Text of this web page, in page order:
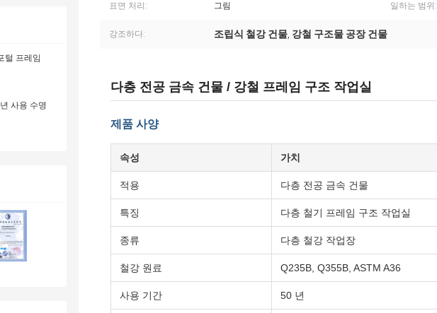
털 프레임
사용 수명
표면 처리: 그림 일하는 범위:
강조하다: 조립식 철강 건물, 강철 구조물 공장 건물
다층 전공 금속 건물 / 강철 프레임 구조 작업실
제품 사양
속성 가치
적용 다층 전공 금속 건물
특징 다층 철기 프레임 구조 작업실
종류 다층 철강 작업장
철강 원료 Q235B, Q355B, ASTM A36
사용 기간 50 년